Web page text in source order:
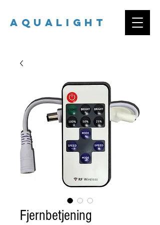
AQUALIGHT
Fjernbetjening